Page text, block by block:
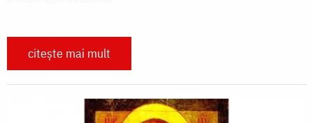
citește mai mult